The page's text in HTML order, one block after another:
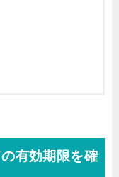
有効期限を確